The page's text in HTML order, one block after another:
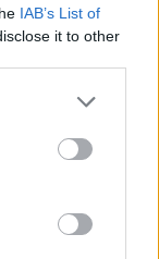
IAB’s List of
it to other